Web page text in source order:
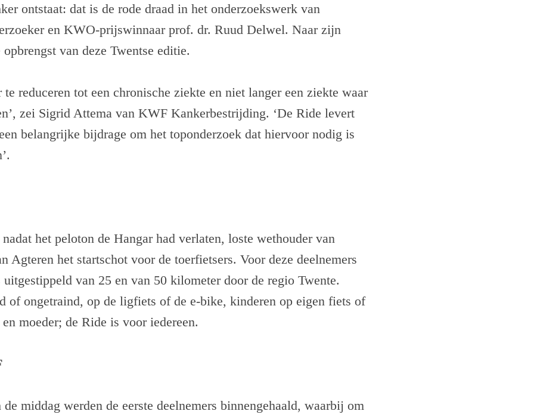
ontstaat: dat is de rode draad in het onderzoekswerk van
en KWO-prijswinnaar prof. dr. Ruud Delwel. Naar zijn
van deze Twentse editie.
reduceren tot een chronische ziekte en niet langer een ziekte waar
zei Sigrid Attema van KWF Kankerbestrijding. ‘De Ride levert
belangrijke bijdrage om het toponderzoek dat hiervoor nodig is
het peloton de Hangar had verlaten, loste wethouder van
Agteren het startschot voor de toerfietsers. Voor deze deelnemers
uitgestippeld van 25 en van 50 kilometer door de regio Twente.
of ongetraind, op de ligfiets of de e-bike, kinderen op eigen fiets of
moeder; de Ride is voor iedereen.
middag werden de eerste deelnemers binnengehaald, waarbij om